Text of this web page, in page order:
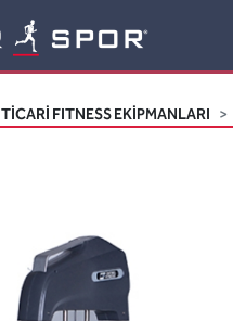
TİCARİ FITNESS EKİPMANLARI